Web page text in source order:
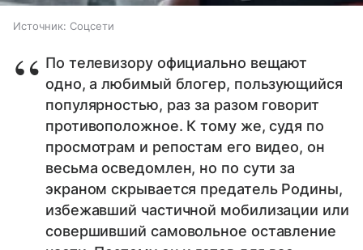
Источник: Соцсети
По телевизору официально вещают
одно, а любимый блогер, пользующийся
популярностью, раз за разом говорит
противоположное. К тому же, судя по
просмотрам и репостам его видео, он
весьма осведомлен, но по сути за
экраном скрывается предатель Родины,
избежавший частичной мобилизации или
совершивший самовольное оставление